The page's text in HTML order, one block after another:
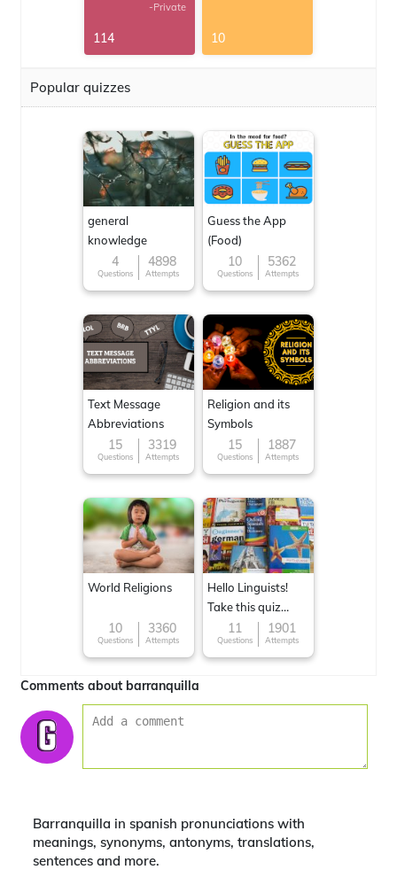
-Private
114 10
Popular quizzes
general
knowledge
4
Questions
4898
Attempts
Guess the App
(Food)
10
Questions
5362
Attempts
Text Message
Abbreviations
15
Questions
3319
Attempts
Religion and its
Symbols
15
Questions
1887
Attempts
World Religions
10
Questions
3360
Attempts
Hello Linguists!
Take this quiz
now!11
Questions
1901
Attempts
Comments about barranquilla
Barranquilla in spanish pronunciations with
meanings, synonyms, antonyms, translations,
sentences and more.